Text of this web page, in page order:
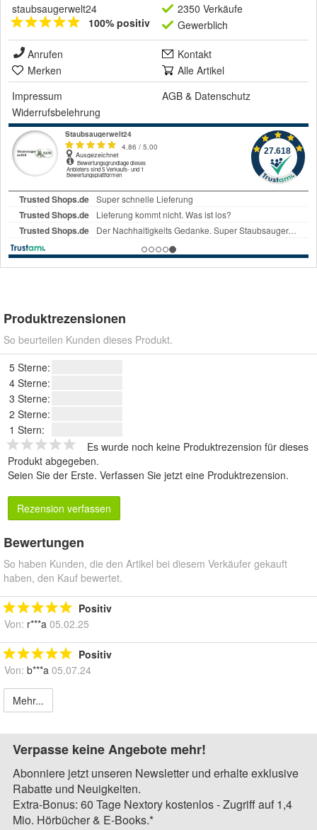
staubsaugerwelt24
100% positiv
2350 Verkäufe
Gewerblich
Anrufen
Kontakt
Merken
Alle Artikel
Impressum
AGB & Datenschutz
Widerrufsbelehrung
Produktrezensionen
So beurteilen Kunden dieses Produkt.
5 Sterne:
4 Sterne:
3 Sterne:
2 Sterne:
1 Stern:
Es wurde noch keine Produktrezension für dieses
Produkt abgegeben.
Seien Sie der Erste. Verfassen Sie jetzt eine Produktrezension.
Rezension verfassen
Bewertungen
So haben Kunden, die den Artikel bei diesem Verkäufer gekauft
haben, den Kauf bewertet.
Positiv
Von: r***a 05.02.25
Positiv
Von: b***a 05.07.24
Mehr...
Verpasse keine Angebote mehr!
Abonniere jetzt unseren Newsletter und erhalte exklusive
Rabatte und Neuigkeiten.
Extra-Bonus: 60 Tage Nextory kostenlos - Zugriff auf 1,4
Mio. Hörbücher & E-Books.*